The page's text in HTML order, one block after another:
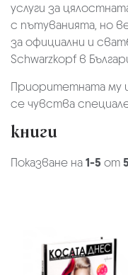
услуги за
с пътуванията, но
за официални и
Schwarzkopf в
Приоритетната му
се чувства
книги
Показване на1-5 от5